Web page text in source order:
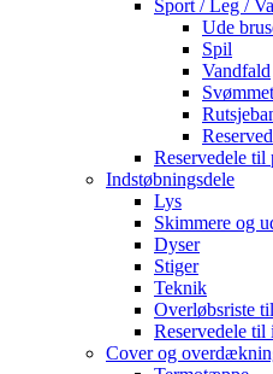
Sport / Leg /
Ude
Spil
Vandfald
Reservedele til
Indstøbningsdele
Lys
Skimmere og
Dyser
Stiger
Teknik
Overløbsriste
Reservedele til
Cover og